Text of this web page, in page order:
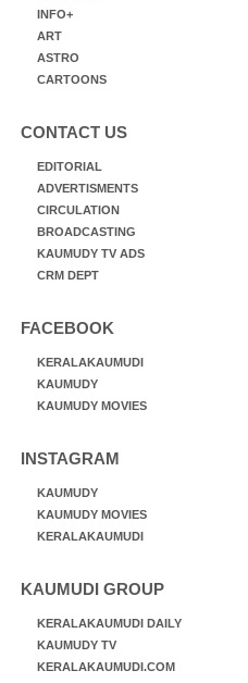
INFO+
ART
ASTRO
CARTOONS
CONTACT US
EDITORIAL
ADVERTISMENTS
CIRCULATION
BROADCASTING
KAUMUDY TV ADS
CRM DEPT
FACEBOOK
KERALAKAUMUDI
KAUMUDY
KAUMUDY MOVIES
INSTAGRAM
KAUMUDY
KAUMUDY MOVIES
KERALAKAUMUDI
KAUMUDI GROUP
KERALAKAUMUDI DAILY
KAUMUDY TV
KERALAKAUMUDI.COM